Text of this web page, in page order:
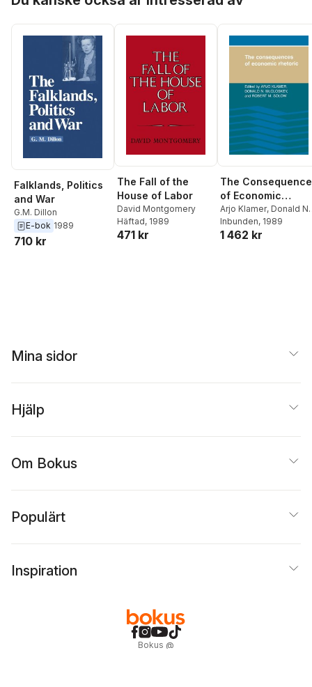
Falklands, Politics
and War
G.M. Dillon
E-bok 1989
710 kr
The Fall of the
House of Labor
David Montgomery
Häftad, 1989
471 kr
The
of Economic
Rhetoric
Arjo Klamer, Donald N.
McCloskey,Robert M.
Solow
Inbunden, 1989
1 462 kr
Mina sidor
Hjälp
Om Bokus
Populärt
Inspiration
Bokus @